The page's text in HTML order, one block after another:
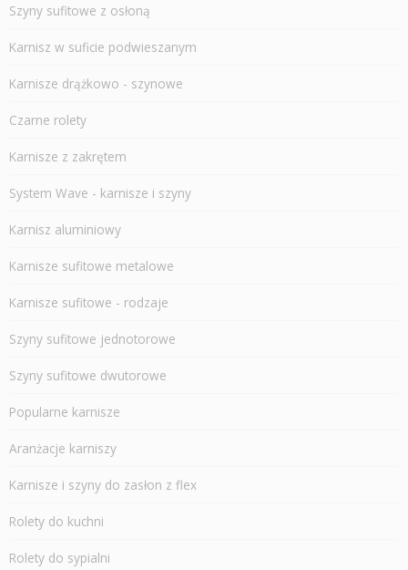
Szyny sufitowe z osłoną
Karnisz w suficie podwieszanym
Karnisze drążkowo - szynowe
Czarne rolety
Karnisze z zakrętem
System Wave - karnisze i szyny
Karnisz aluminiowy
Karnisze sufitowe metalowe
Karnisze sufitowe - rodzaje
Szyny sufitowe jednotorowe
Szyny sufitowe dwutorowe
Popularne karnisze
Aranżacje karniszy
Karnisze i szyny do zasłon z flex
Rolety do kuchni
Rolety do sypialni